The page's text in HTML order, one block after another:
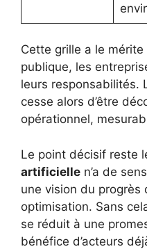
Cette grille a le mérite
publique, les
leurs responsabilités.
cesse alors d’être
opérationnel,
Le point décisif reste
artificielle n’a de
une vision du progrès
optimisation. Sans
se réduit à une
bénéfice d’acteurs